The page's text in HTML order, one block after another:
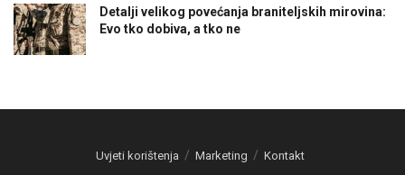
Detalji velikog povećanja braniteljskih mirovina:
Evo tko dobiva, a tko ne
Uvjeti korištenja Marketing Kontakt